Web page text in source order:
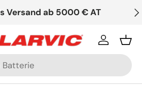
Versand ab 5000 € AT
Einloggen